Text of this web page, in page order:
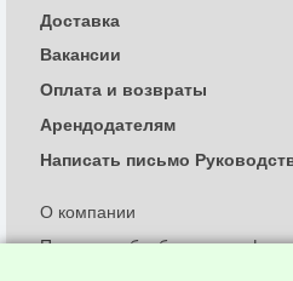
О компании
Политика обработки и
Доставка
Вакансии
Оплата и возвраты
Арендодателям
Написать письмо